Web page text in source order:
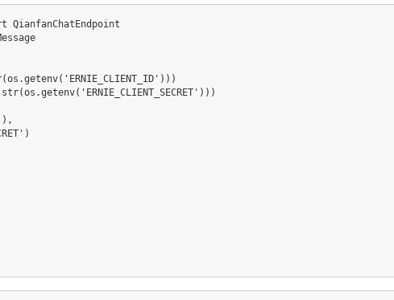
QianfanChatEndpoint
(os .getenv( 'ERNIE_CLIENT_ID' ) ) )
str(os .getenv( 'ERNIE_CLIENT_SECRET' ) ) )
) ,
)